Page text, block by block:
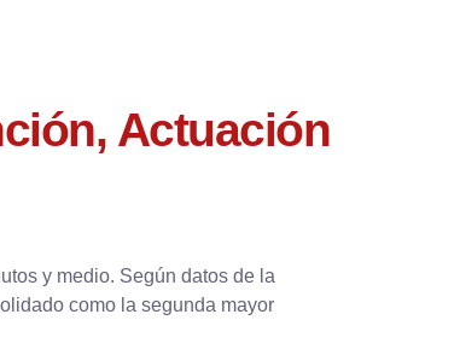
Actuación
y medio. Según datos de la
como la segunda mayor